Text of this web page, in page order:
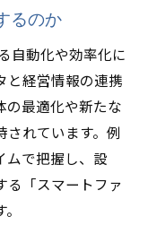
るのか
自動化や効率化に
と経営情報の連携
の最適化や新たな
されています。例
ムで把握し、設
る「スマートファ